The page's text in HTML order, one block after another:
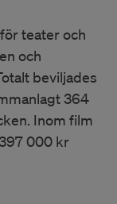
teater och
och
beviljades
364
Inom film
000 kr